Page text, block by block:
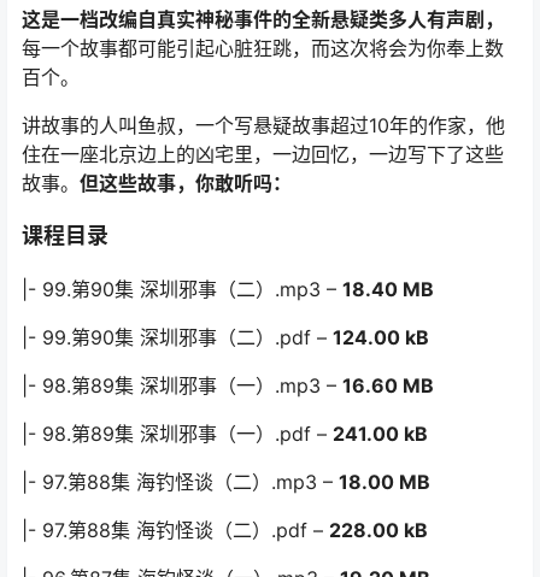
这是一档改编自真实神秘事件的全新悬疑类多人有声剧，
每一个故事都可能引起心脏狂跳，而这次将会为你奉上数
百个。
讲故事的人叫鱼叔，一个写悬疑故事超过10年的作家，他
住在一座北京边上的凶宅里，一边回忆，一边写下了这些
故事。 但这些故事，你敢听吗：
课程目录
|- 99.第90集 深圳邪事（二）.mp3 – 18.40 MB
|- 99.第90集 深圳邪事（二）.pdf – 124.00 kB
|- 98.第89集 深圳邪事（一）.mp3 – 16.60 MB
|- 98.第89集 深圳邪事（一）.pdf – 241.00 kB
|- 97.第88集 海钓怪谈（二）.mp3 – 18.00 MB
|- 97.第88集 海钓怪谈（二）.pdf – 228.00 kB